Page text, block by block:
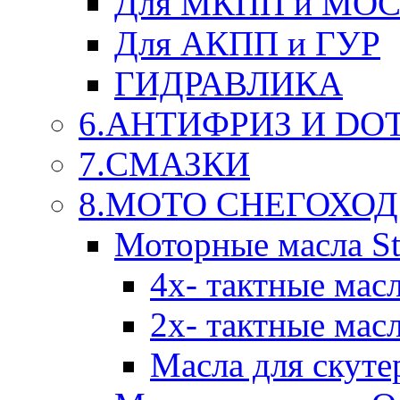
Для АКПП и ГУР
ГИДРАВЛИКА
6.АНТИФРИЗ И
7.СМАЗКИ
8.МОТО
Моторные масла
4х- тактные
2х- тактные
Масла для